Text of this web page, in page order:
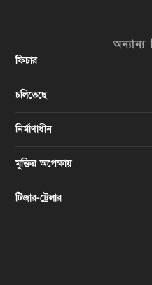
ফিচার
চলিতেছে
নির্মাণাধীন
মুক্তির অপেক্ষায়
টিজার-ট্রেলার